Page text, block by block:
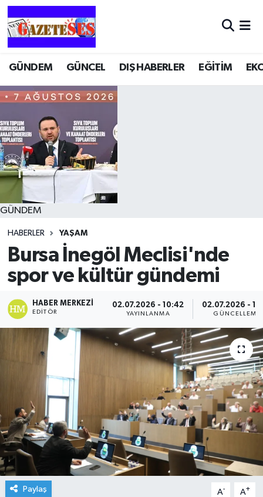
GÜNDEM GÜNCEL DIŞ HABERLER EĞİTİM
GÜNDEM
HABERLER YAŞAM
Bursa İnegöl Meclisi'nde
spor ve kültür gündemi
HABER MERKEZI
EDITÖR
02.07.2026 - 10:42
YAYINLANMA
02.07.2026 -
GÜNCELLEME
Paylaş A- A+